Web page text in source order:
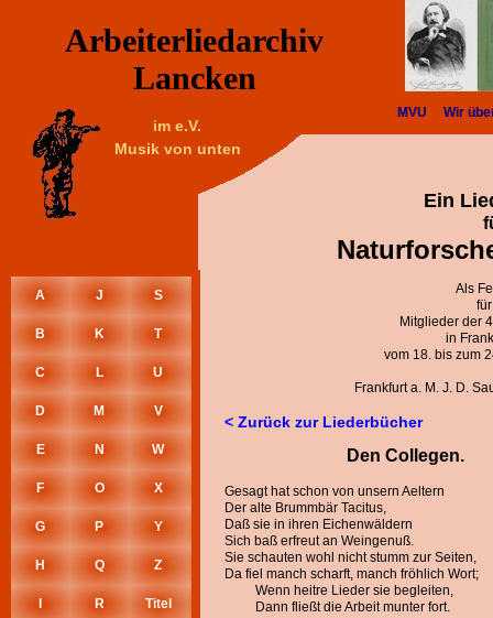
MVU Wir
Arbeiterliedarchiv
Lancken
im e.V.
Musik von unten
A J S
B K T
C L U
D M V
E N W
F O X
G P Y
H Q Z
R Titel
Ein
Als
Mitglieder der
in
vom 18. bis zum
Frankfurt a. M. J. D.
< Zurück zur Liederbücher
Den Collegen.
Gesagt hat schon von unsern Aeltern
Der alte Brummbär Tacitus,
Daß sie in ihren Eichenwäldern
Sich baß erfreut an Weingenuß.
Sie schauten wohl nicht stumm zur Seiten,
Da fiel manch scharft, manch fröhlich Wort;
Wenn heitre Lieder sie begleiten,
Dann fließt die Arbeit munter fort.